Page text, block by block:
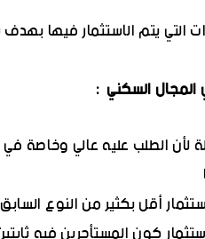
التي يتم الاستثمار فيها
المجال السكني :
الطلب عليه عالي وخاصة
أقل بكثير من النوع السابق